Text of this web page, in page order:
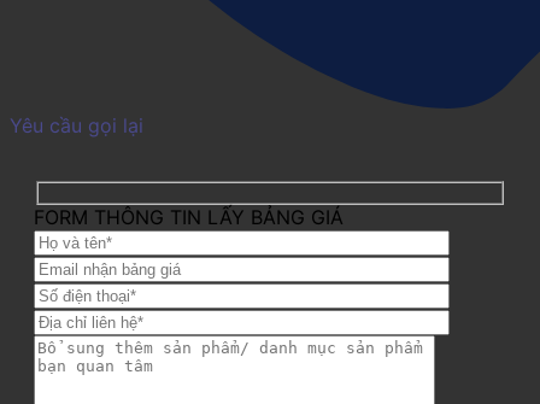
Yêu cầu gọi lại
FORM THÔNG TIN LẤY BẢNG GIÁ